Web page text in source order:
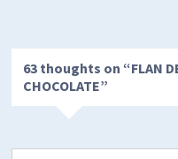
63 thoughts on “FLAN
CHOCOLATE”